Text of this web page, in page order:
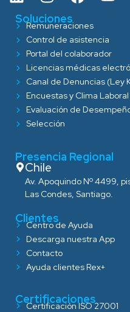
Soluciones
Remuneraciones
Control de asistencia
Portal del colaborador
Licencias médicas
Canal de Denuncias (Ley
Encuestas y Clima Laboral
Evaluación de
Selección
Presencia Regional
Chile
Av. Apoquindo Nº 4499,
Las Condes, Santiago.
Clientes
Centro de Ayuda
Descarga nuestra App
Contacto
Ayuda clientes Rex+
Certificaciones
Certificación ISO 27001